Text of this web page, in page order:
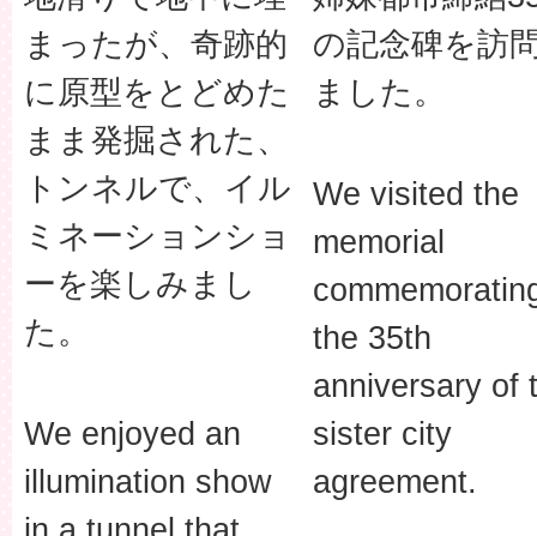
まったが、奇跡的
に原型をとどめた
まま発掘された、
トンネルで、イル
ミネーションショ
ーを楽しみまし
た。
We enjoyed an
illumination show
の記念碑を訪
ました。
We visited the
memorial
the 35th
anniversary of
sister city
agreement.